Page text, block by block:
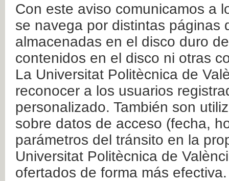
Con este aviso comunicamos a
se navega por distintas páginas
almacenadas en el disco duro
contenidos en el disco ni otras
La Universitat Politècnica de
reconocer a los usuarios
personalizado. También son
sobre datos de acceso (fecha,
parámetros del tránsito en la
Universitat Politècnica de
ofertados de forma más efectiva.